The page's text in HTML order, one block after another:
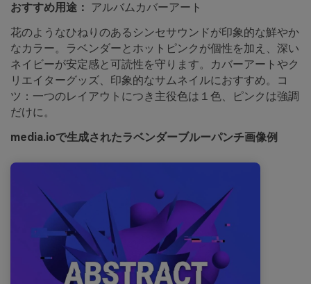
おすすめ用途： アルバムカバーアート
花のようなひねりのあるシンセサウンドが印象的な鮮やか
なカラー。ラベンダーとホットピンクが個性を加え、深い
ネイビーが安定感と可読性を守ります。カバーアートやク
リエイターグッズ、印象的なサムネイルにおすすめ。コ
ツ：一つのレイアウトにつき主役色は１色、ピンクは強調
だけに。
media.ioで生成されたラベンダーブルーパンチ画像例